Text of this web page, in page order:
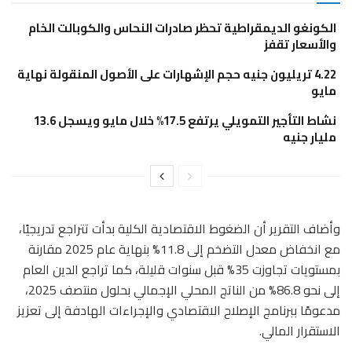
الكونغو الديمقراطية تحظر صادرات النحاس والكوبالت الخام
والأسعار تقفز
4.22 تريليون جنيه حجم الإشهارات على الأصول المنقولة نهاية
مايو
نشاط التأجير التمويلي يرتفع 17.5% خلال مايو ويسجل 13.6
مليار جنيه
وأضاف التقرير أن الضغوط الاقتصادية الكلية بدأت تتراجع تدريجيًا،
مع انخفاض معدل التضخم إلى 11.8% بنهاية عام 2025 مقارنة
بمستويات تجاوزت 35% قبل سنوات قليلة، كما تراجع الدين العام
إلى نحو 86.8% من الناتج المحلي الإجمالي بحلول منتصف 2025،
مدعومًا ببرنامج الإصلاح الاقتصادي والإجراءات الهادفة إلى تعزيز
الاستقرار المالي.